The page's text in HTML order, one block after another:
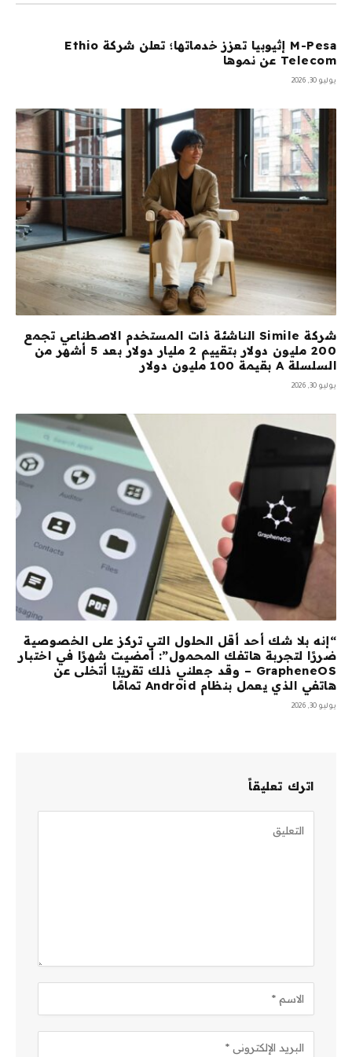
M-Pesa إثيوبيا تعزز خدماتها؛ تعلن شركة Ethio
Telecom عن نموها
يوليو 30, 2026
شركة Simile الناشئة ذات المستخدم الاصطناعي تجمع
200 مليون دولار بتقييم 2 مليار دولار بعد 5 أشهر من
السلسلة A بقيمة 100 مليون دولار
يوليو 30, 2026
“إنه بلا شك أحد أقل الحلول التي تركز على الخصوصية
ضررًا لتجربة هاتفك المحمول”: أمضيت شهرًا في اختبار
GrapheneOS – وقد جعلني ذلك تقريبًا أتخلى عن
هاتفي الذي يعمل بنظام Android تمامًا
يوليو 30, 2026
اترك تعليقاً